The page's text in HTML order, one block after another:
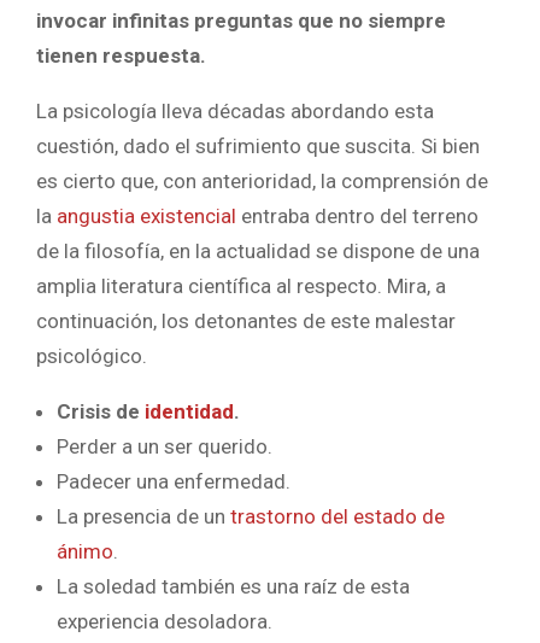
invocar infinitas preguntas que no siempre
tienen respuesta.
La psicología lleva décadas abordando esta
cuestión, dado el sufrimiento que suscita. Si bien
es cierto que, con anterioridad, la comprensión de
la angustia existencial entraba dentro del terreno
de la filosofía, en la actualidad se dispone de una
amplia literatura científica al respecto. Mira, a
continuación, los detonantes de este malestar
psicológico.
Crisis de identidad.
Perder a un ser querido.
Padecer una enfermedad.
La presencia de un trastorno del estado de
ánimo.
La soledad también es una raíz de esta
experiencia desoladora.